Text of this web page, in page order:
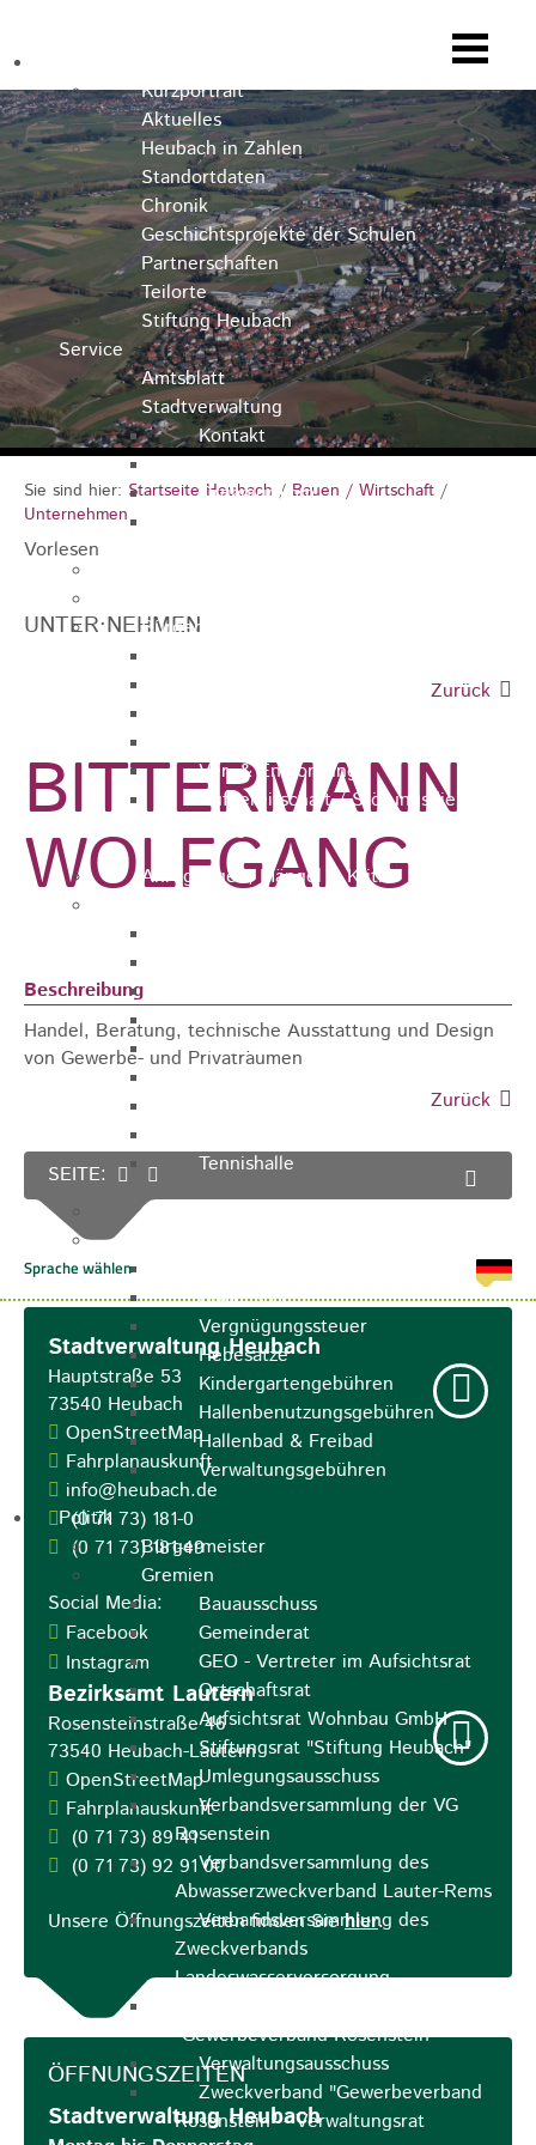
Kurzportrait
Aktuelles
Heubach in Zahlen
Standortdaten
Chronik
Geschichtsprojekte der Schulen
Partnerschaften
Teilorte
Stiftung Heubach
Service
Amtsblatt
Stadtverwaltung
Kontakt
Rathausteam
Organigramm
Bürgerservice
Ver- & Entsorgung
Rufbereitschaft / Störungsdienste /
Anregungen, Mängel & Kritik
Schillerschulturnhalle
Silberwarenfabrik
Tennishalle
Qualifizierter Mietspiegel
Hundesteuer
Vergnügungssteuer
Hebesätze
Kindergartengebühren
Hallenbenutzungsgebühren
Hallenbad & Freibad
Verwaltungsgebühren
Politik
Bürgermeister
Gremien
Bauausschuss
Gemeinderat
GEO - Vertreter im Aufsichtsrat
Ortschaftsrat
Aufsichtsrat Wohnbau GmbH
Stiftungsrat "Stiftung Heubach"
Umlegungsausschuss
Verbandsversammlung der VG
Rosenstein
Verbandsversammlung des
Abwasserzweckverband Lauter-Rems
Verbandsversammlung des
Zweckverbands
Landeswasserversorgung
"Gewerbeverband Rosenstein"
Verwaltungsausschuss
Zweckverband "Gewerbeverband
Rosenstein" - Verwaltungsrat
Sie sind hier: Startseite Heubach / Bauen / Wirtschaft /
Unternehmen
Vorlesen
UNTER·NEHMEN
Zurück
BITTERMANN
WOLFGANG
Beschreibung
Handel, Beratung, technische Ausstattung und Design
von Gewerbe- und Privaträumen
Zurück
SEITE:
Stadtverwaltung Heubach
Hauptstraße 53
73540 Heubach
OpenStreetMap
Fahrplanauskunft
info@heubach.de
(0 71 73) 181-0
(0 71 73) 181-49
Social Media:
Facebook
Instagram
Bezirksamt Lautern
Rosensteinstraße 46
73540 Heubach-Lautern
OpenStreetMap
Fahrplanauskunft
(0 71 73) 89 41
(0 71 73) 92 91 00
Unsere Öffnungszeiten finden Siehier.
ÖFFNUNGSZEITEN
Stadtverwaltung Heubach